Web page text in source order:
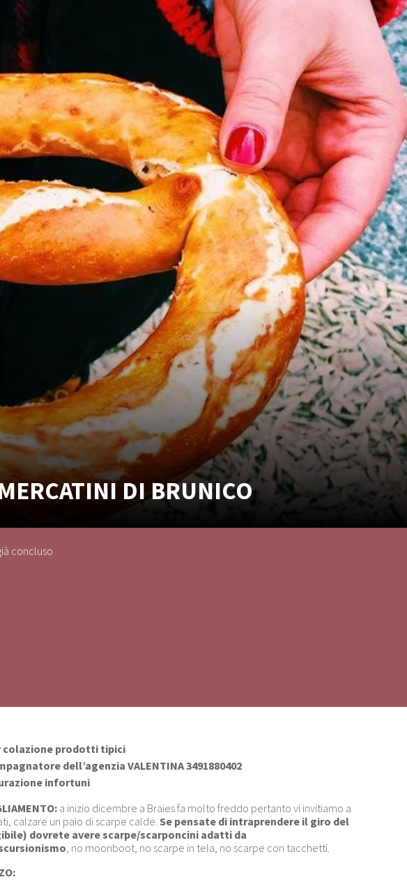
DI BRUNICO
concluso
colazione prodotti tipici
dell’agenzia VALENTINA 3491880402
infortuni
a inizio dicembre a Braies fa molto freddo pertanto vi invitiamo a
calzare un paio di scarpe calde. Se pensate di intraprendere il giro del
dovrete avere scarpe/scarponcini adatti da
, no moonboot, no scarpe in tela, no scarpe con tacchetti.